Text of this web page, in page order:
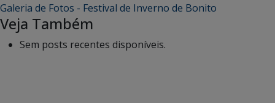
Galeria de Fotos - Festival de Inverno de Bonito
Veja Também
Sem posts recentes disponíveis.